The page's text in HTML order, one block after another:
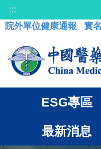
:::
院外單位健康通報
實
ESG專區
最新消息